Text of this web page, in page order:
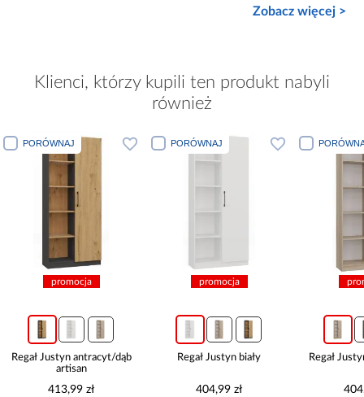
Zobacz więcej >
Klienci, którzy kupili ten produkt nabyli
również
PORÓWNAJ
promocja
Regał Justyn antracyt/dąb
artisan
413,99 zł
PORÓWNAJ
promocja
Regał Justyn biały
404,99 zł
Regał